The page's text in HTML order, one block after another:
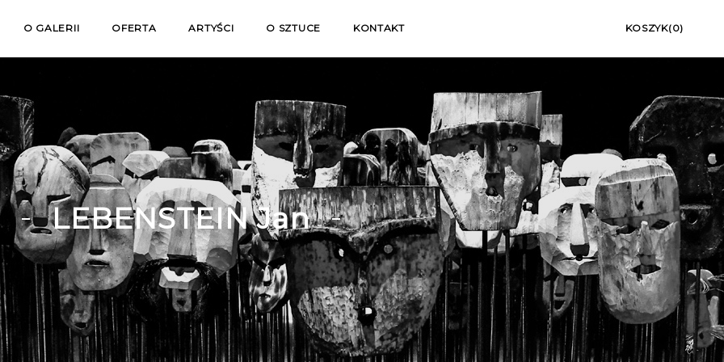
O GALERII OFERTA ARTYŚCI O SZTUCE KONTAKT KOSZYK(0)
LEBENSTEIN Jan